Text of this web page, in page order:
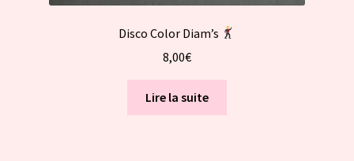
Disco Color Diam’s
8,00€
Lire la suite